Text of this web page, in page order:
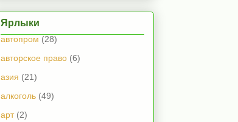
Ярлыки
автопром (28)
авторское право (6)
азия (21)
алкоголь (49)
арт (2)